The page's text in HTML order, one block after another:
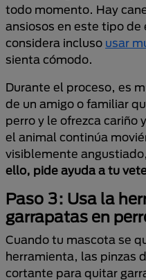
todo momento. Hay
ansiosos en este tipo de
considera incluso usar
sienta cómodo.
Durante el proceso, es
de un amigo o familiar
perro y le ofrezca cariño
el animal continúa
visiblemente angustiado,
ello, pide ayuda a tu
Paso 3: Usa la
garrapatas en
Cuando tu mascota se
herramienta, las pinzas
cortante para quitar